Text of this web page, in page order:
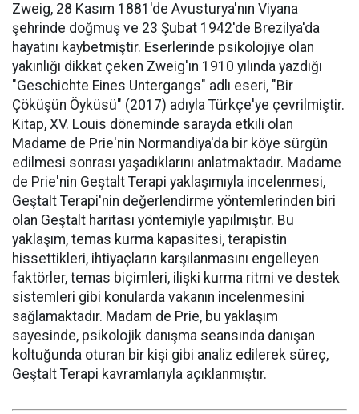
Zweig, 28 Kasım 1881'de Avusturya'nın Viyana
şehrinde doğmuş ve 23 Şubat 1942'de Brezilya'da
hayatını kaybetmiştir. Eserlerinde psikolojiye olan
yakınlığı dikkat çeken Zweig'ın 1910 yılında yazdığı
"Geschichte Eines Untergangs" adlı eseri, "Bir
Çöküşün Öyküsü" (2017) adıyla Türkçe'ye çevrilmiştir.
Kitap, XV. Louis döneminde sarayda etkili olan
Madame de Prie'nin Normandiya'da bir köye sürgün
edilmesi sonrası yaşadıklarını anlatmaktadır. Madame
de Prie'nin Geştalt Terapi yaklaşımıyla incelenmesi,
Geştalt Terapi'nin değerlendirme yöntemlerinden biri
olan Geştalt haritası yöntemiyle yapılmıştır. Bu
yaklaşım, temas kurma kapasitesi, terapistin
hissettikleri, ihtiyaçların karşılanmasını engelleyen
faktörler, temas biçimleri, ilişki kurma ritmi ve destek
sistemleri gibi konularda vakanın incelenmesini
sağlamaktadır. Madam de Prie, bu yaklaşım
sayesinde, psikolojik danışma seansında danışan
koltuğunda oturan bir kişi gibi analiz edilerek süreç,
Geştalt Terapi kavramlarıyla açıklanmıştır.